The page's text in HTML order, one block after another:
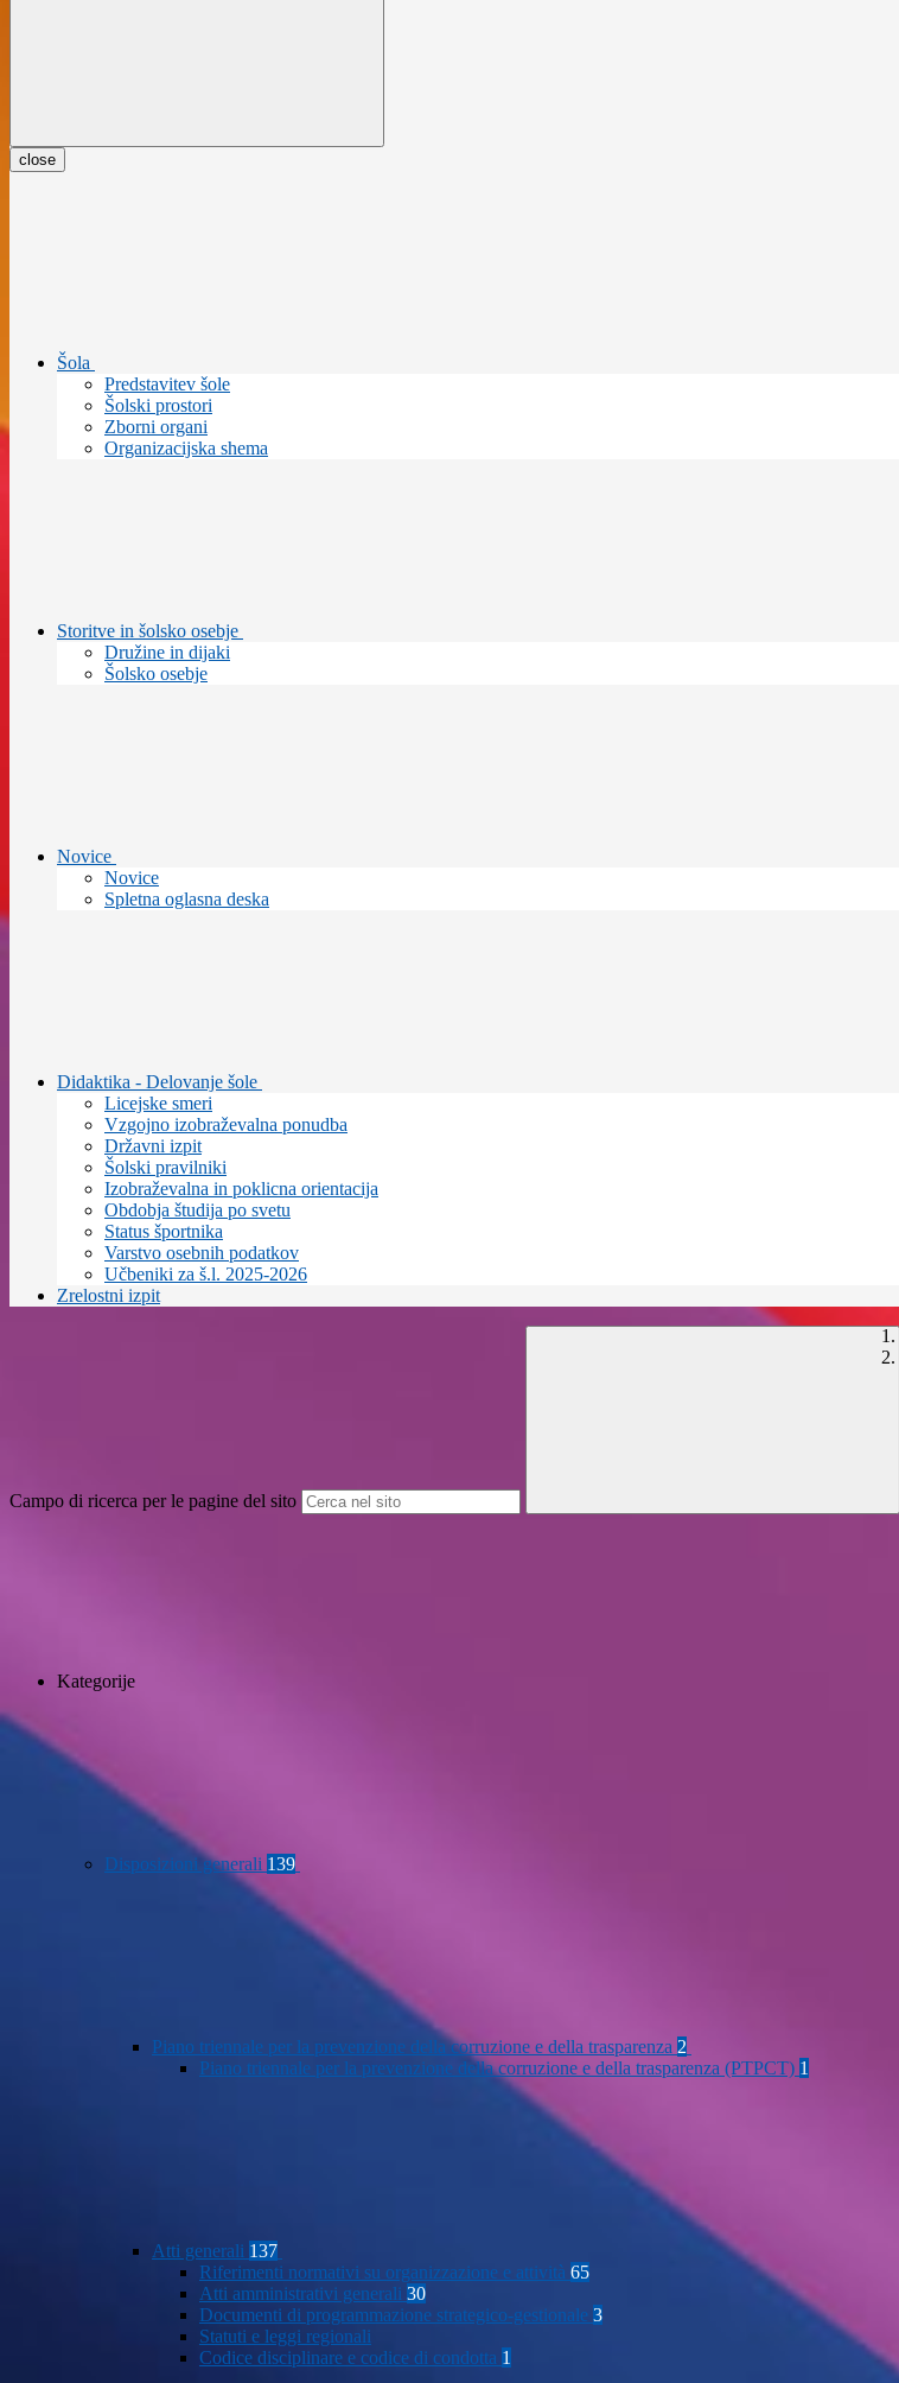
close
Šola
Predstavitev šole
Šolski prostori
Zborni organi
Organizacijska shema
Storitve in šolsko osebje
Družine in dijaki
Šolsko osebje
Novice
Novice
Spletna oglasna deska
Didaktika - Delovanje šole
Licejske smeri
Vzgojno izobraževalna ponudba
Državni izpit
Šolski pravilniki
Izobraževalna in poklicna orientacija
Obdobja študija po svetu
Status športnika
Varstvo osebnih podatkov
Učbeniki za š.l. 2025-2026
Zrelostni izpit
Campo di ricerca per le pagine del sito
Kategorije
Disposizioni generali 139
Piano triennale per la prevenzione della corruzione e della trasparenza 2
Piano triennale per la prevenzione della corruzione e della trasparenza (PTPCT) 1
Atti generali 137
Riferimenti normativi su organizzazione e attività 65
Atti amministrativi generali 30
Documenti di programmazione strategico-gestionale 3
Statuti e leggi regionali
Codice disciplinare e codice di condotta 1